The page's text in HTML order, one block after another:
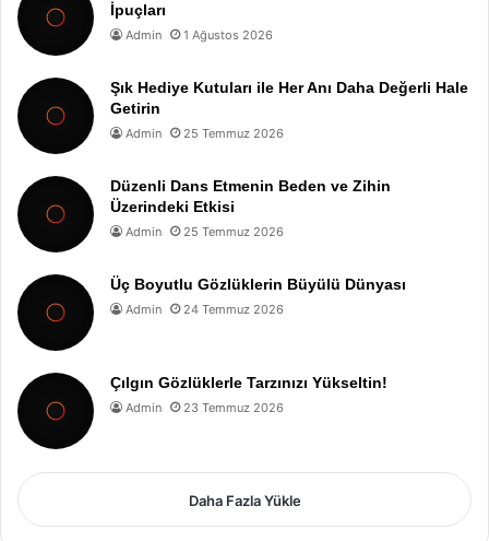
İpuçları
Admin 1 Ağustos 2026
Şık Hediye Kutuları ile Her Anı Daha Değerli Hale
Getirin
Admin 25 Temmuz 2026
Düzenli Dans Etmenin Beden ve Zihin
Üzerindeki Etkisi
Admin 25 Temmuz 2026
Üç Boyutlu Gözlüklerin Büyülü Dünyası
Admin 24 Temmuz 2026
Çılgın Gözlüklerle Tarzınızı Yükseltin!
Admin 23 Temmuz 2026
Daha Fazla Yükle